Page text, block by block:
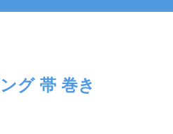
グ 帯 巻き